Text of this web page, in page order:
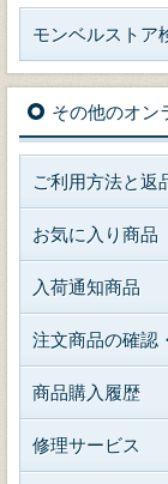
モンベルストア
その他のオン
ご利用方法と返
お気に入り商品
入荷通知商品
注文商品の確認
商品購入履歴
修理サービス